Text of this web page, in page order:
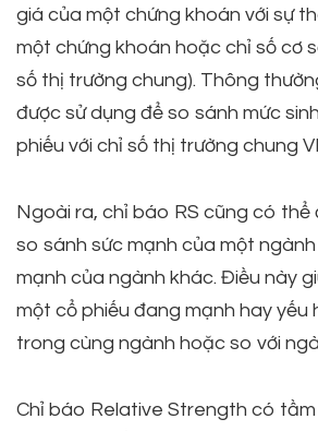
giá của một chứng khoán với sự
một chứng khoán hoặc chỉ số cơ
số thị trường chung). Thông
được sử dụng để so sánh mức
phiếu với chỉ số thị trường chung
Ngoài ra, chỉ báo RS cũng có thể
so sánh sức mạnh của một
mạnh của ngành khác. Điều này
một cổ phiếu đang mạnh hay yếu
trong cùng ngành hoặc so với
Chỉ báo Relative Strength có